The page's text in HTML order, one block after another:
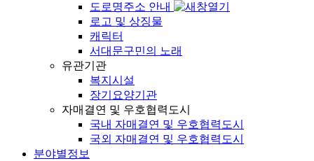
도로명주소 안내
로고 및 상징물
캐릭터
서대문구민의 노래
유관기관
복지시설
장기요양기관
자매결연 및 우호협력도시
국내 자매결연 및 우호협력도시
국외 자매결연 및 우호협력도시
분야별정보